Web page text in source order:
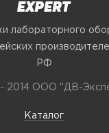
лабораторного
РФ
2014 ООО "ДВ-
Каталог